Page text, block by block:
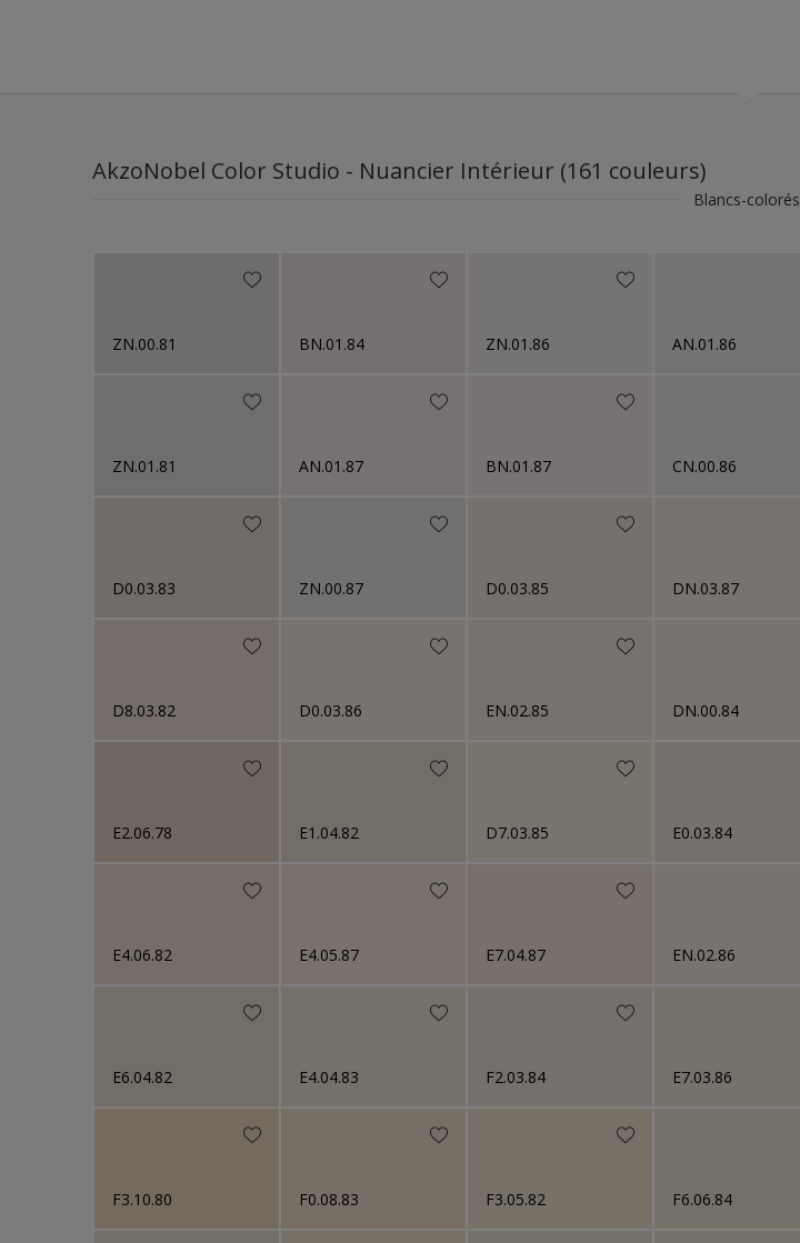
Boiseries
Ciment
Pierre
Bardages
Zinc
Ancienne peinture
AkzoNobel Color Studio - Nuancier Intérieur (161 couleurs)
Blancs-colorés
ZN.00.81 BN.01.84 ZN.01.86 AN.01.86
ZN.01.81 AN.01.87 BN.01.87 CN.00.86
D0.03.83 ZN.00.87 D0.03.85 DN.03.87
D8.03.82 D0.03.86 EN.02.85 DN.00.84
E2.06.78 E1.04.82 D7.03.85 E0.03.84
E4.06.82 E4.05.87 E7.04.87 EN.02.86
E6.04.82 E4.04.83 F2.03.84 E7.03.86
F3.10.80 F0.08.83 F3.05.82 F6.06.84